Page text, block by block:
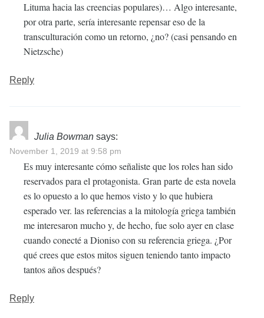
Lituma hacia las creencias populares)… Algo interesante,
por otra parte, sería interesante repensar eso de la
transculturación como un retorno, ¿no? (casi pensando en
Nietzsche)
Reply
Julia Bowman says:
November 1, 2019 at 9:58 pm
Es muy interesante cómo señaliste que los roles han sido
reservados para el protagonista. Gran parte de esta novela
es lo opuesto a lo que hemos visto y lo que hubiera
esperado ver. las referencias a la mitología griega también
me interesaron mucho y, de hecho, fue solo ayer en clase
cuando conecté a Dioniso con su referencia griega. ¿Por
qué crees que estos mitos siguen teniendo tanto impacto
tantos años después?
Reply